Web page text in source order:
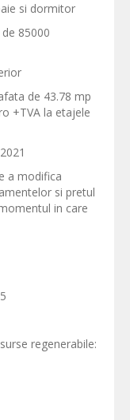
si dormitor
85000
de 43.78 mp
+TVA la etajele
a modifica
si pretul
in care
regenerabile: